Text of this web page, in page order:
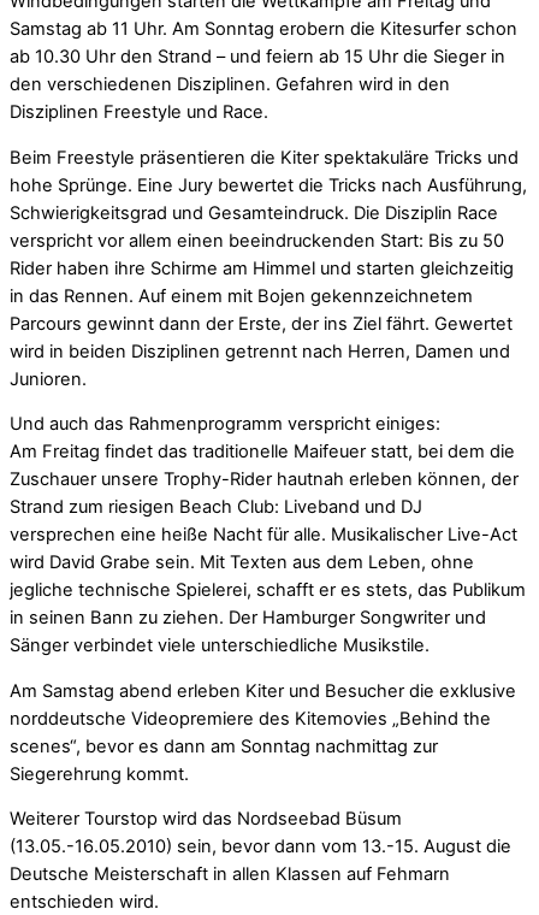
Samstag ab 11 Uhr. Am Sonntag erobern die Kitesurfer schon
ab 10.30 Uhr den Strand – und feiern ab 15 Uhr die Sieger in
den verschiedenen Disziplinen. Gefahren wird in den
Disziplinen Freestyle und Race.
Beim Freestyle präsentieren die Kiter spektakuläre Tricks und
hohe Sprünge. Eine Jury bewertet die Tricks nach Ausführung,
Schwierigkeitsgrad und Gesamteindruck. Die Disziplin Race
verspricht vor allem einen beeindruckenden Start: Bis zu 50
Rider haben ihre Schirme am Himmel und starten gleichzeitig
in das Rennen. Auf einem mit Bojen gekennzeichnetem
Parcours gewinnt dann der Erste, der ins Ziel fährt. Gewertet
wird in beiden Disziplinen getrennt nach Herren, Damen und
Junioren.
Und auch das Rahmenprogramm verspricht einiges:
Am Freitag findet das traditionelle Maifeuer statt, bei dem die
Zuschauer unsere Trophy-Rider hautnah erleben können, der
Strand zum riesigen Beach Club: Liveband und DJ
versprechen eine heiße Nacht für alle. Musikalischer Live-Act
wird David Grabe sein. Mit Texten aus dem Leben, ohne
jegliche technische Spielerei, schafft er es stets, das Publikum
in seinen Bann zu ziehen. Der Hamburger Songwriter und
Sänger verbindet viele unterschiedliche Musikstile.
Am Samstag abend erleben Kiter und Besucher die exklusive
norddeutsche Videopremiere des Kitemovies „Behind the
scenes“, bevor es dann am Sonntag nachmittag zur
Siegerehrung kommt.
Weiterer Tourstop wird das Nordseebad Büsum
(13.05.-16.05.2010) sein, bevor dann vom 13.-15. August die
Deutsche Meisterschaft in allen Klassen auf Fehmarn
entschieden wird.